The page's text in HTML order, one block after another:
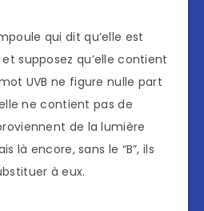
qui dit qu’elle est
supposez qu’elle contient
UVB ne figure nulle part
ne contient pas de
de la lumière
là encore, sans le “B”, ils
à eux.